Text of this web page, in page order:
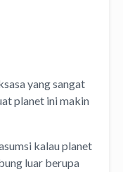
yang sangat
planet ini makin
kalau planet
luar berupa